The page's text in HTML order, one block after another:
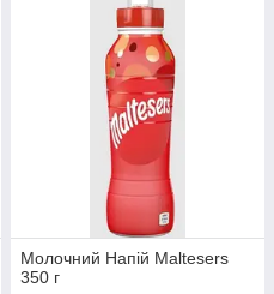
Молочний Напій Maltesers
350 г